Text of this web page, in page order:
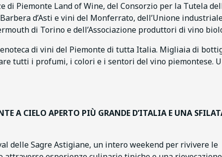
Piemonte Land of Wine, del Consorzio per la Tutela
d’Asti e vini del Monferrato, dell’Unione
di Torino e dell’Associazione produttori di vino
di vini del Piemonte di tutta Italia. Migliaia di
tutti i profumi, i colori e i sentori del vino piemontese.
A CIELO APERTO PIÙ GRANDE D’ITALIA E UNA
delle Sagre Astigiane, un intero weekend per rivivere le